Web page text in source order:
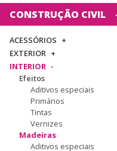
CONSTRUÇÃO CIVIL
ACESSÓRIOS
EXTERIOR
INTERIOR
Efeitos
Aditivos especiais
Primários
Tintas
Vernizes
Madeiras
Aditivos especiais